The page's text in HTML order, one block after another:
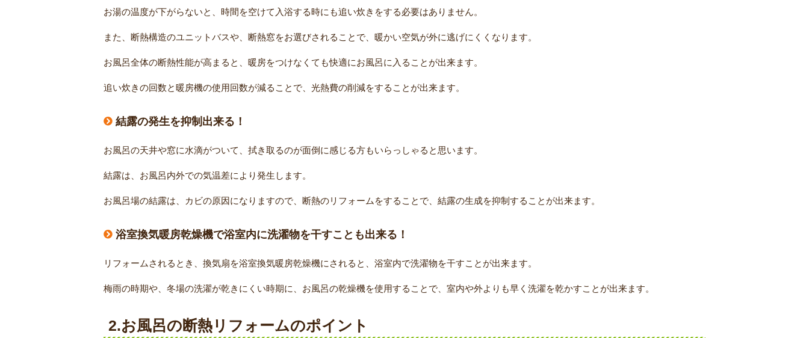
お湯の温度が下がらないと、時間を空けて入浴する時にも追い炊きをする必要はありません。
また、断熱構造のユニットバスや、断熱窓をお選びされることで、暖かい空気が外に逃げにくくなります。
お風呂全体の断熱性能が高まると、暖房をつけなくても快適にお風呂に入ることが出来ます。
追い炊きの回数と暖房機の使用回数が減ることで、光熱費の削減をすることが出来ます。
結露の発生を抑制出来る！
お風呂の天井や窓に水滴がついて、拭き取るのが面倒に感じる方もいらっしゃると思います。
結露は、お風呂内外での気温差により発生します。
お風呂場の結露は、カビの原因になりますので、断熱のリフォームをすることで、結露の生成を抑制することが出来ます。
浴室換気暖房乾燥機で浴室内に洗濯物を干すことも出来る！
リフォームされるとき、換気扇を浴室換気暖房乾燥機にされると、浴室内で洗濯物を干すことが出来ます。
梅雨の時期や、冬場の洗濯が乾きにくい時期に、お風呂の乾燥機を使用することで、室内や外よりも早く洗濯を乾かすことが出来ます。
2.お風呂の断熱リフォームのポイント